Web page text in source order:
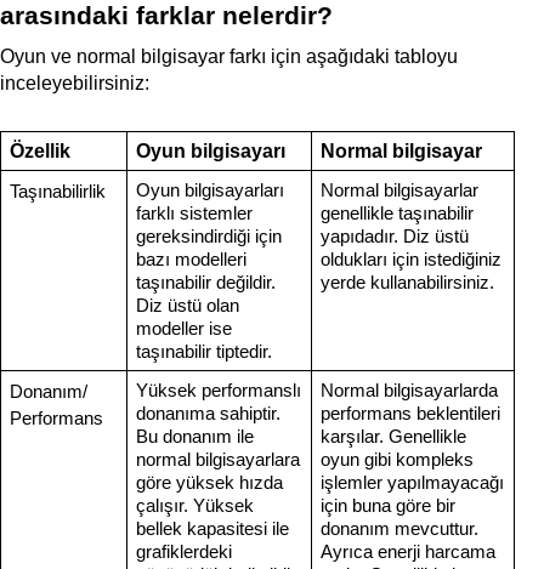
arasındaki farklar nelerdir?
Oyun ve normal bilgisayar farkı için aşağıdaki tabloyu
inceleyebilirsiniz:
Özellik Oyun bilgisayarı Normal bilgisayar
Taşınabilirlik
Oyun bilgisayarları
farklı sistemler
gereksindirdiği için
bazı modelleri
taşınabilir değildir.
Diz üstü olan
modeller ise
taşınabilir tiptedir.
Normal bilgisayarlar
genellikle taşınabilir
yapıdadır. Diz üstü
oldukları için istediğiniz
yerde kullanabilirsiniz.
Donanım/
Performans
Yüksek performanslı
donanıma sahiptir.
Bu donanım ile
normal bilgisayarlara
göre yüksek hızda
çalışır. Yüksek
bellek kapasitesi ile
grafiklerdeki
Normal bilgisayarlarda
performans beklentileri
karşılar. Genellikle
oyun gibi kompleks
işlemler yapılmayacağı
için buna göre bir
donanım mevcuttur.
Ayrıca enerji harcama